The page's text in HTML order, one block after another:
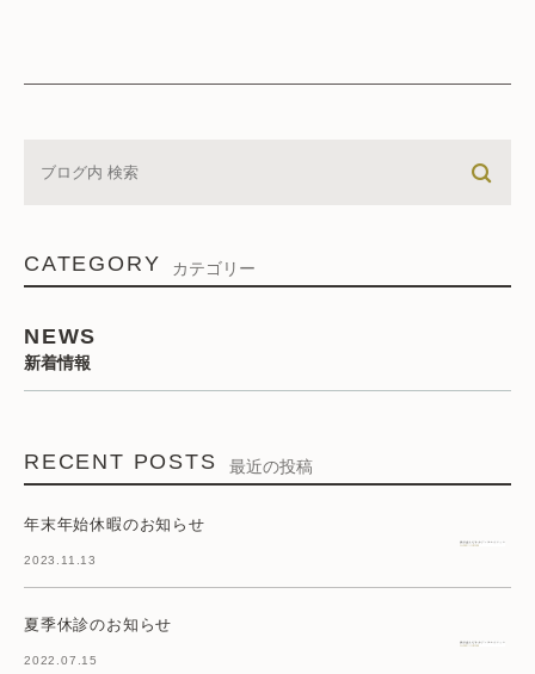
CATEGORY カテゴリー
NEWS
新着情報
RECENT POSTS 最近の投稿
年末年始休暇のお知らせ
2023.11.13
夏季休診のお知らせ
2022.07.15